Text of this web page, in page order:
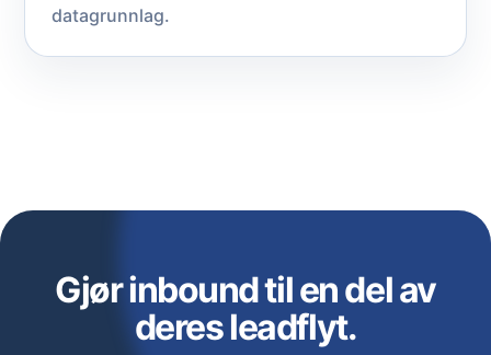
datagrunnlag.
Gjør inbound til en del av
deres leadflyt.